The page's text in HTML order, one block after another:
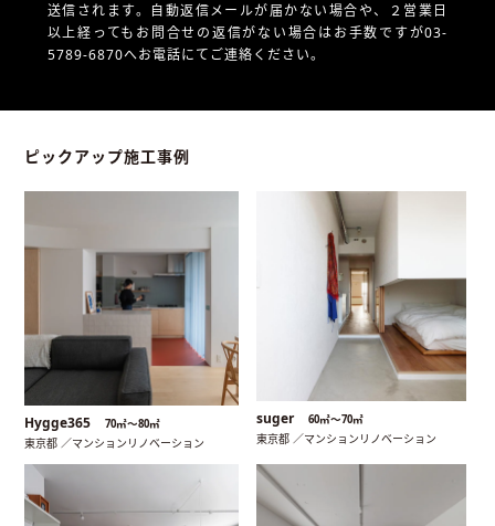
送信されます。自動返信メールが届かない場合や、
２営業日
以上経ってもお問合せの返信がない場合はお手数ですが03-
5789-6870へお電話にてご連絡ください。
ピックアップ施工事例
Hygge365 70㎡〜80㎡
東京都 ／マンションリノベーション
suger 60㎡〜70㎡
東京都 ／マンションリノベーション